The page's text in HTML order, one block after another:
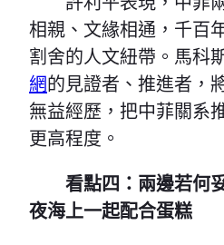
相親、文緣相通，千百
割舍的人文紐帶。馬科
網的見證者、推進者，
無益經歷，把中菲關系
更高程度。
看點四：兩邊若何妥
夜海上一起配合蛋糕